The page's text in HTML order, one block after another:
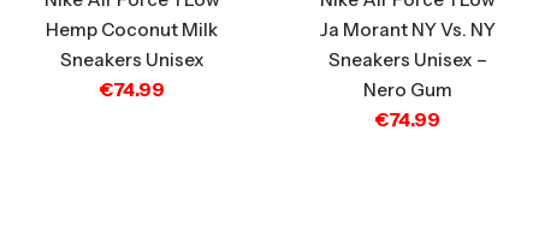
Hemp Coconut Milk
Sneakers Unisex
€74.99
Ja Morant NY Vs. NY
Sneakers Unisex –
Nero Gum
€74.99